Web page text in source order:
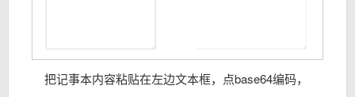
把记事本内容粘贴在左边文本框，点base64编码，